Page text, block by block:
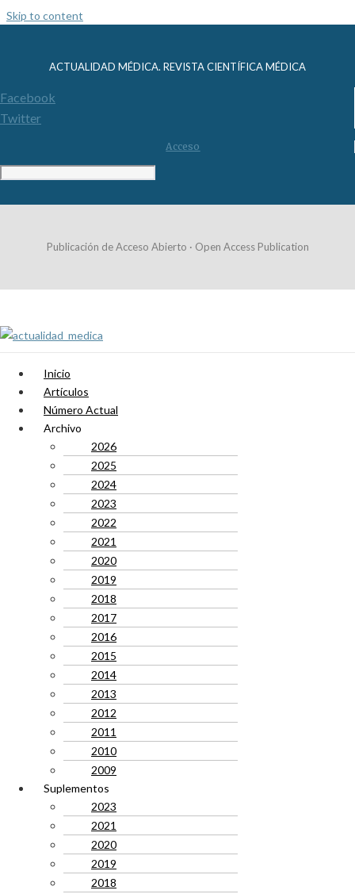
Skip to content
ACTUALIDAD MÉDICA. REVISTA CIENTÍFICA MÉDICA
Facebook
Twitter
Acceso
Publicación de Acceso Abierto · Open Access Publication
Inicio
Artículos
Número Actual
Archivo
2026
2025
2024
2023
2022
2021
2020
2019
2018
2017
2016
2015
2014
2013
2012
2011
2010
2009
Suplementos
2023
2021
2020
2019
2018